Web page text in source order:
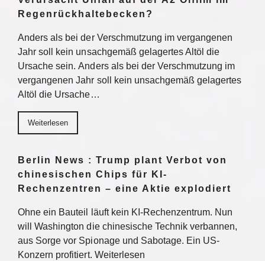
Regenrückhaltebecken?
Anders als bei der Verschmutzung im vergangenen
Jahr soll kein unsachgemäß gelagertes Altöl die
Ursache sein. Anders als bei der Verschmutzung im
vergangenen Jahr soll kein unsachgemäß gelagertes
Altöl die Ursache…
Weiterlesen
Berlin News : Trump plant Verbot von
chinesischen Chips für KI-
Rechenzentren – eine Aktie explodiert
Ohne ein Bauteil läuft kein KI-Rechenzentrum. Nun
will Washington die chinesische Technik verbannen,
aus Sorge vor Spionage und Sabotage. Ein US-
Konzern profitiert. Weiterlesen